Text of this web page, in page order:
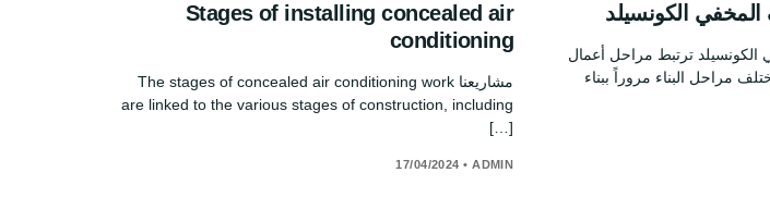
الكونسيلد
ترتبط مراحل أعمال
مراحل البناء مروراً ببناء
Stages of installing concealed air
conditioning
مشاريعنا The stages of concealed air conditioning work
are linked to the various stages of construction, including
[…]
ADMIN
•
17/04/2024